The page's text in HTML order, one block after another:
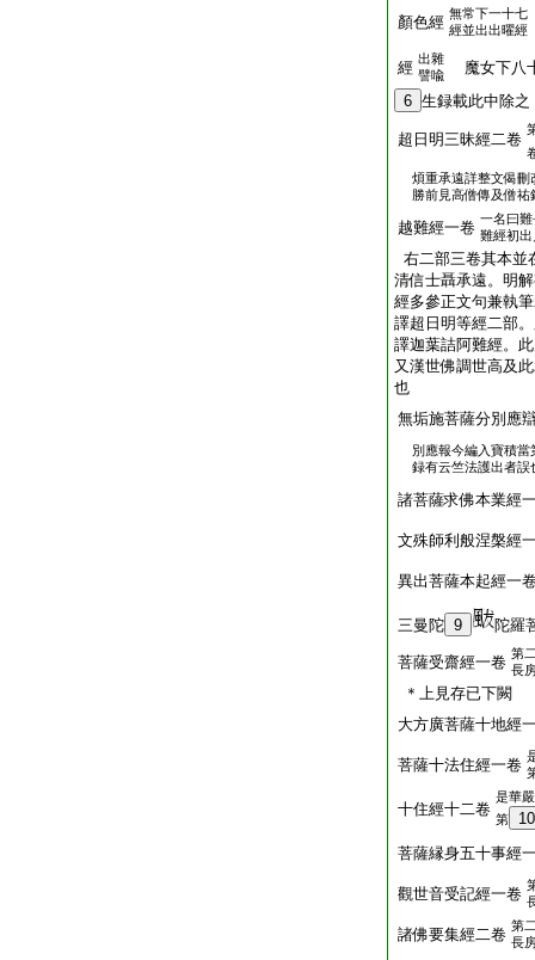
顏色經 無常下一十七
經並出出曜經
經 出雜
譬喩
魔女下八
6 生録載此中除之
超日明三昧經二卷
煩重承遠詳整文偈刪
勝前見高僧傳及僧祐
越難經一卷 一名曰
難經初
右二部三卷其本並
清信士聶承遠。明
經多參正文句兼執
譯超日明等經二部
譯迦葉詰阿難經。
又漢世佛調世高及
也
無垢施菩薩分別應
別應報今編入寶積當
録有云竺法護出者誤
諸菩薩求佛本業經
文殊師利般涅槃經
異出菩薩本起經一
三曼陀 9 陀羅
菩薩受齋經一卷 第
長
＊上見存已下闕
大方廣菩薩十地經
菩薩十法住經一卷
十住經十二卷
是華
第
10
菩薩縁身五十事經
觀世音受記經一卷
諸佛要集經二卷 第
長